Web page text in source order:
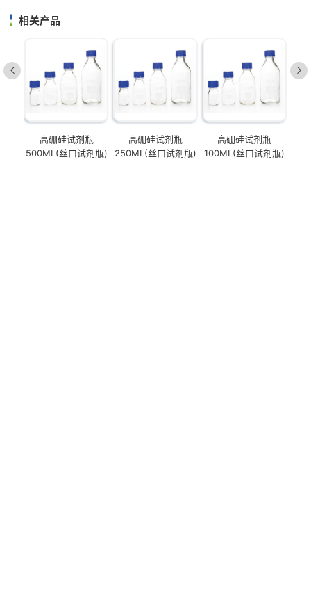
相关产品
高硼硅试剂瓶
500ML(丝口试剂瓶)
高硼硅试剂瓶
250ML(丝口试剂瓶)
高硼硅试剂瓶
100ML(丝口试剂瓶)